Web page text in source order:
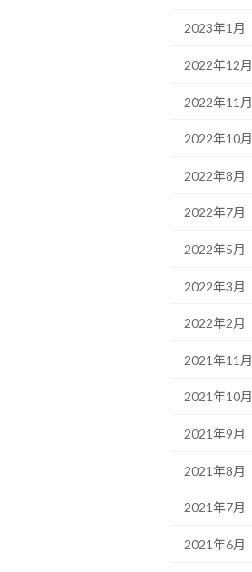
2023年1月
2022年12月
2022年11月
2022年10月
2022年8月
2022年7月
2022年5月
2022年3月
2022年2月
2021年11月
2021年10月
2021年9月
2021年8月
2021年7月
2021年6月